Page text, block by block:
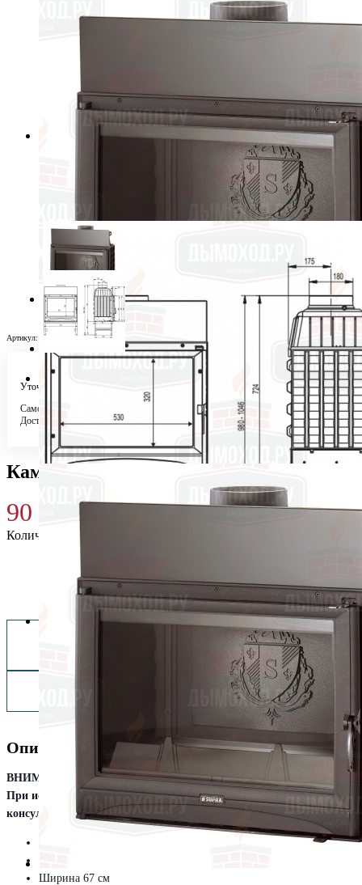
Артикул: 1118930
Уточняйте у менеджера
Самовывоз
Бесплатно в 4 магазинах
Доставка по городу
Бесплатно
Каминная топка ASTRA 2 (Supra)
90 000 ₽
Количество
Купить 90 000 ₽
Заказать монтаж изделия
Описание
ВНИМАНИЕ!
При использовании любого вида топлива, кроме дров, необходима
консультация специалиста.
Ширина 67 см